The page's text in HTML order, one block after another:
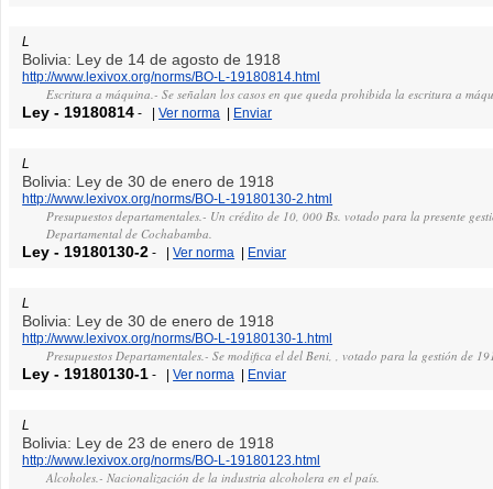
L
Bolivia: Ley de 14 de agosto de 1918
http://www.lexivox.org/norms/BO-L-19180814.html
Escritura a máquina.- Se señalan los casos en que queda prohibida la escritura a
Ley - 19180814 - |Ver norma | Enviar
L
Bolivia: Ley de 30 de enero de 1918
http://www.lexivox.org/norms/BO-L-19180130-2.html
Presupuestos departamentales.- Un crédito de 10, 000 Bs. votado para la presente
Departamental de Cochabamba.
Ley - 19180130-2 - |Ver norma | Enviar
L
Bolivia: Ley de 30 de enero de 1918
http://www.lexivox.org/norms/BO-L-19180130-1.html
Presupuestos Departamentales.- Se modifica el del Beni, , votado para la gestión de
Ley - 19180130-1 - |Ver norma | Enviar
L
Bolivia: Ley de 23 de enero de 1918
http://www.lexivox.org/norms/BO-L-19180123.html
Alcoholes.- Nacionalización de la industria alcoholera en el país.